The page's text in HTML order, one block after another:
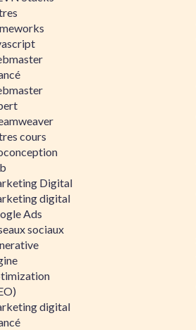
cours
Digital
digital
Ads
sociaux
digital